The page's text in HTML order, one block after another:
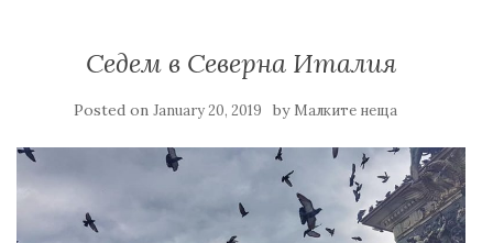
Седем в Северна Италия
Posted on January 20, 2019 by Малките неща